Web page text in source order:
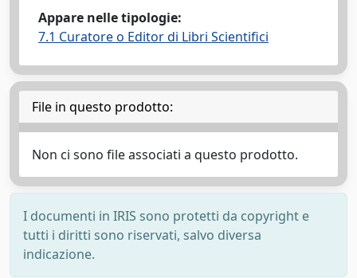
Appare nelle tipologie:
7.1 Curatore o Editor di Libri Scientifici
File in questo prodotto:
Non ci sono file associati a questo prodotto.
I documenti in IRIS sono protetti da copyright e
tutti i diritti sono riservati, salvo diversa
indicazione.